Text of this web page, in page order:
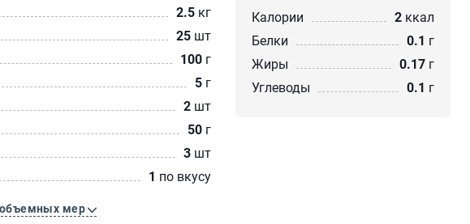
2.5 кг
25 шт
100 г
5 г
2 шт
50 г
3 шт
1 по вкусу
мер
Калории 2 ккал
Белки
0.1 г
Жиры
0.17 г
Углеводы
0.1 г